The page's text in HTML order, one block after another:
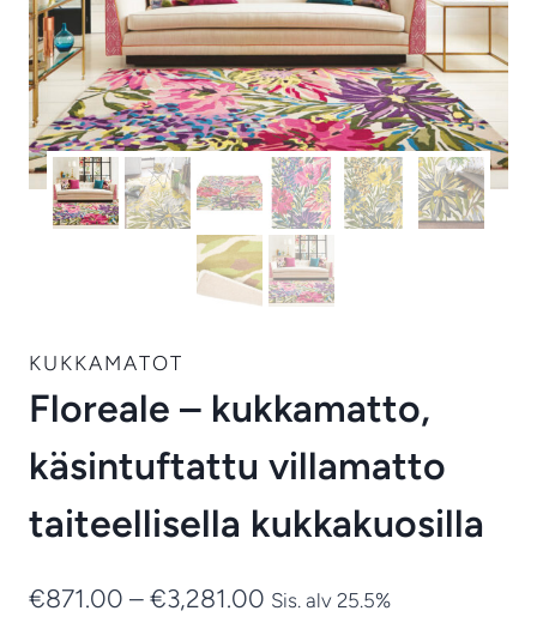
KUKKAMATOT
Floreale – kukkamatto,
käsintuftattu villamatto
taiteellisella kukkakuosilla
€871.00 – €3,281.00 Hintaluokka:
Sis. alv 25.5%